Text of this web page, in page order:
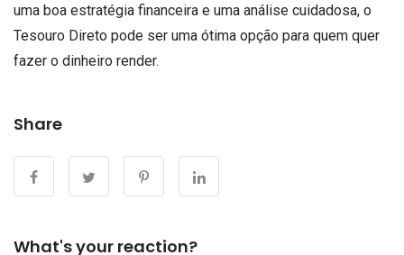
uma boa estratégia financeira e uma análise cuidadosa, o
Tesouro Direto pode ser uma ótima opção para quem quer
fazer o dinheiro render.
Share
What's your reaction?